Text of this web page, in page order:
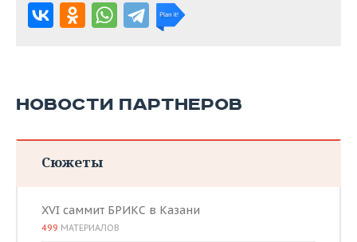
НОВОСТИ ПАРТНЕРОВ
Сюжеты
XVI саммит БРИКС в Казани
499 МАТЕРИАЛОВ